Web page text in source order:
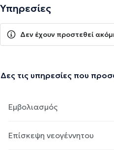
Υπηρεσίες
Δεν έχουν προστεθεί
Δες τις υπηρεσίες που
Εμβολιασμός
Επίσκεψη νεογέννητου